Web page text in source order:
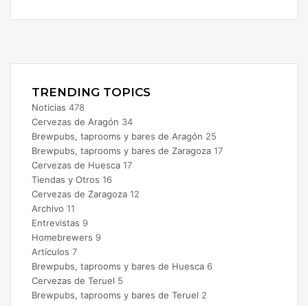
TRENDING TOPICS
Noticias 478
Cervezas de Aragón 34
Brewpubs, taprooms y bares de Aragón 25
Brewpubs, taprooms y bares de Zaragoza 17
Cervezas de Huesca 17
Tiendas y Otros 16
Cervezas de Zaragoza 12
Archivo 11
Entrevistas 9
Homebrewers 9
Artículos 7
Brewpubs, taprooms y bares de Huesca 6
Cervezas de Teruel 5
Brewpubs, taprooms y bares de Teruel 2